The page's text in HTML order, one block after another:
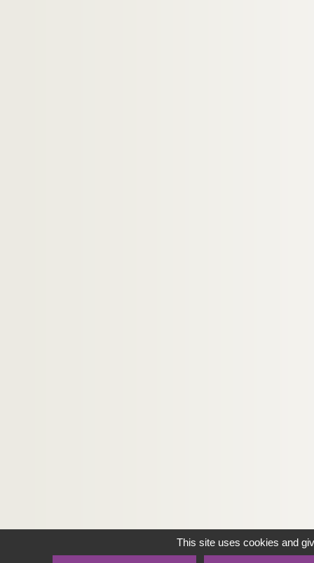
This site uses cookies and